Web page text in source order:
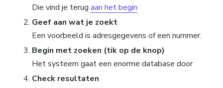
Die vind je terug aan het begin
Geef aan wat je zoekt
Een voorbeeld is adresgegevens of een nummer.
Begin met zoeken (tik op de knop)
Het systeem gaat een enorme database door
Check resultaten